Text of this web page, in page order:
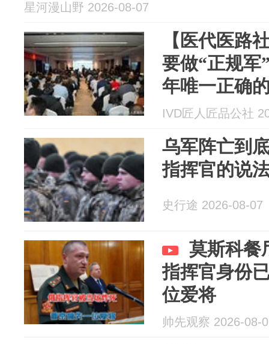
星河漫山野 2026-08-07
【医代医路
要做“正规军
年唯一正确
IVD匠人匠品公社
乌军阵亡到
指挥官的说
史行途 2026-08-07
莫斯科餐
指挥官身份
位爱将
帅先观察 2026-08-